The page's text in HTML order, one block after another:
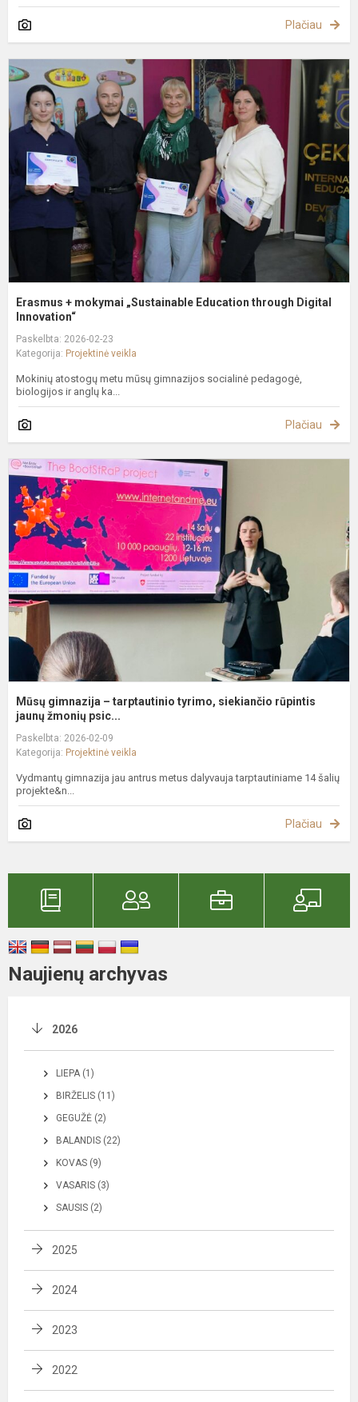
Plačiau
Erasmus + mokymai „Sustainable Education through Digital
Innovation“
Paskelbta: 2026-02-23
Kategorija: Projektinė veikla
Mokinių atostogų metu mūsų gimnazijos socialinė pedagogė,
biologijos ir anglų ka...
Plačiau
Mūsų gimnazija – tarptautinio tyrimo, siekiančio rūpintis
jaunų žmonių psic...
Paskelbta: 2026-02-09
Kategorija: Projektinė veikla
Vydmantų gimnazija jau antrus metus dalyvauja tarptautiniame 14 šalių
projekte&n...
Plačiau
Naujienų archyvas
2026
LIEPA (1)
BIRŽELIS (11)
GEGUŽĖ (2)
BALANDIS (22)
KOVAS (9)
VASARIS (3)
SAUSIS (2)
2025
2024
2023
2022